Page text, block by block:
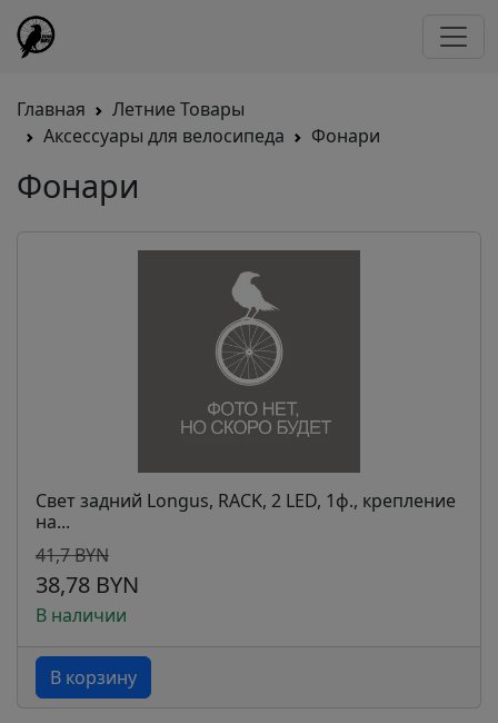
Главная
Летние Товары
Аксессуары для велосипеда
Фонари
Фонари
Свет задний Longus, RACK, 2 LED, 1ф., крепление
на...
41,7 BYN
38,78 BYN
В наличии
В корзину